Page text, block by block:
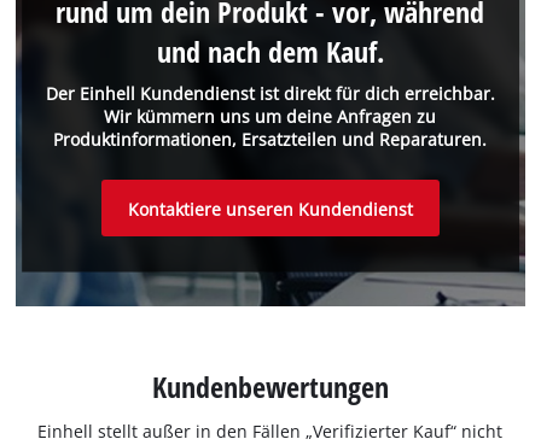
Der Einhell Kundendienst ist direkt für dich erreichbar.
Wir kümmern uns um deine Anfragen zu
Produktinformationen, Ersatzteilen und Reparaturen.
rund um dein Produkt - vor, während
und nach dem Kauf.
Kontaktiere unseren Kundendienst
Kundenbewertungen
Einhell stellt außer in den Fällen „Verifizierter Kauf“ nicht